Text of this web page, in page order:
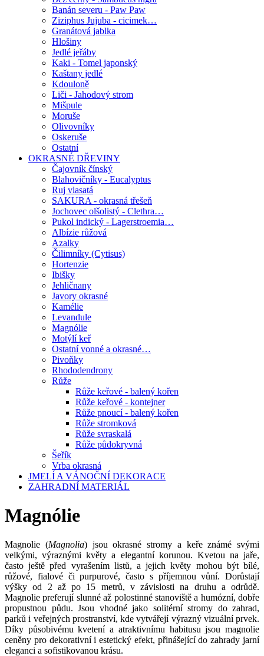
Banán severu - Paw Paw
Ziziphus Jujuba - cicimek…
Granátová jablka
Hlošiny
Jedlé jeřáby
Kaki - Tomel japonský
Kaštany jedlé
Kdouloně
Liči - Jahodový strom
Mišpule
Moruše
Olivovníky
Oskeruše
Ostatní
OKRASNÉ DŘEVINY
Čajovník čínský
Blahovičníky - Eucalyptus
Ruj vlasatá
SAKURA - okrasná třešeň
Jochovec olšolistý - Clethra…
Pukol indický - Lagerstroemia…
Albízie růžová
Azalky
Čilimníky (Cytisus)
Hortenzie
Ibišky
Jehličnany
Javory okrasné
Kamélie
Levandule
Magnólie
Motýlí keř
Ostatní vonné a okrasné…
Pivoňky
Rhododendrony
Růže
Růže keřové - balený kořen
Růže keřové - kontejner
Růže pnoucí - balený kořen
Růže stromková
Růže svraskalá
Růže půdokryvná
Šeřík
Vrba okrasná
JMELÍ A VÁNOČNÍ DEKORACE
ZAHRADNÍ MATERIÁL
Magnólie
Magnolie (Magnolia) jsou okrasné stromy a keře známé svými
velkými, výraznými květy a elegantní korunou. Kvetou na jaře,
často ještě před vyrašením listů, a jejich květy mohou být bílé,
růžové, fialové či purpurové, často s příjemnou vůní. Dorůstají
výšky od 2 až po 15 metrů, v závislosti na druhu a odrůdě.
Magnolie preferují slunné až polostinné stanoviště a humózní, dobře
propustnou půdu. Jsou vhodné jako solitérní stromy do zahrad,
parků i veřejných prostranství, kde vytvářejí výrazný vizuální prvek.
Díky působivému kvetení a atraktivnímu habitusu jsou magnolie
ceněny pro dekorativní i estetický efekt, přinášející do zahrady jarní
eleganci a sofistikovanou krásu.